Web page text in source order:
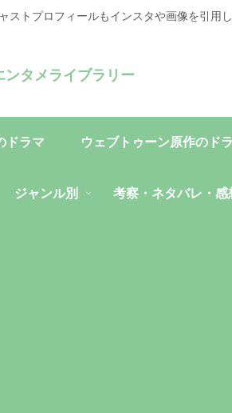
トプロフィールもインスタや画像を引用
ンタメライブラリー
ドラマ ウェブトゥーン原作のド
ジャンル別 考察・ネタバレ・感